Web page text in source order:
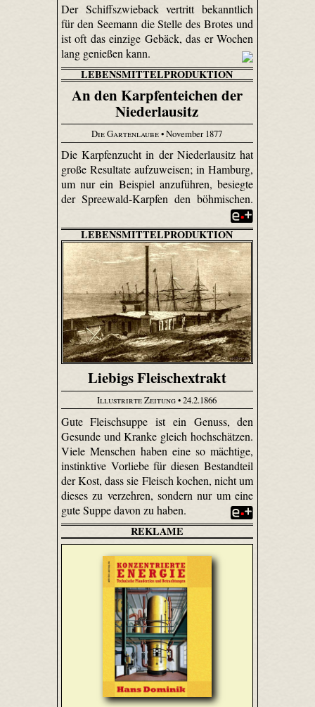
Der Schiffszwieback vertritt bekanntlich
für den Seemann die Stelle des Brotes und
ist oft das einzige Gebäck, das er Wochen
lang genießen kann.
LEBENSMITTELPRODUKTION
An den Karpfenteichen der
Niederlausitz
Die Gartenlaube• November 1877
Die Karpfenzucht in der Niederlausitz hat
große Resultate aufzuweisen; in Hamburg,
um nur ein Beispiel anzuführen, besiegte
der Spreewald-Karpfen den böhmischen.
LEBENSMITTELPRODUKTION
Liebigs Fleischextrakt
Illustrirte Zeitung• 24.2.1866
Gute Fleischsuppe ist ein Genuss, den
Gesunde und Kranke gleich hochschätzen.
Viele Menschen haben eine so mächtige,
instinktive Vorliebe für diesen Bestandteil
der Kost, dass sie Fleisch kochen, nicht um
dieses zu verzehren, sondern nur um eine
gute Suppe davon zu haben.
REKLAME